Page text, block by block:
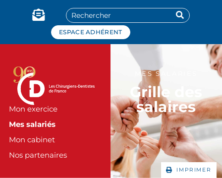
ESPACE ADHÉRENT
Mon exercice
Mes salariés
Mon cabinet
Nos partenaires
MES SALARIÉS
Grille des
salaires
IMPRIMER
Panneau de gestion des cookies